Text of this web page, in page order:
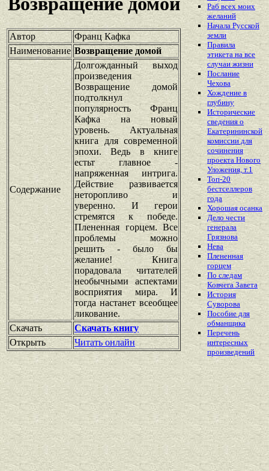
Автор
Франц Кафка
Наименование Возвращение домой
Содержание
Долгожданный выход
произведения
Возвращение домой
подтолкнул
популярность Франц
Кафка на новый
уровень. Актуальная
книга для современной
эпохи. Ведь в книге
естьт главное -
напряженная интрига.
Действие развивается
неторопливо и
уверенно. И герои
стремятся к победе.
Плененная горцем. Все
проблемы можно
решить - было бы
желание! Книга
порадовала читателей
необычными аспектами
восприятия мира. И
тогда настанет всеобщее
ликование.
Скачать
Скачать книгу
Открыть
Читать онлайн
Раб всех моих
желаний
Начала Русской
земли
Правила
этикета на все
случаи жизни
Послание
Чехова
Хождение в
глубину
Исторические
сведения о
Екатерининской
комиссии для
сочинения
проекта Нового
Уложения, т.1
Топ-20
бестселлеров
года
Хорошая осанка
Дело чести
генерала
Грязнова
Нева
Плененная
горцем
По следам
Ковчега Завета
История
Суворова
Пособие для
обманщика
Перечень
интересных
произведений